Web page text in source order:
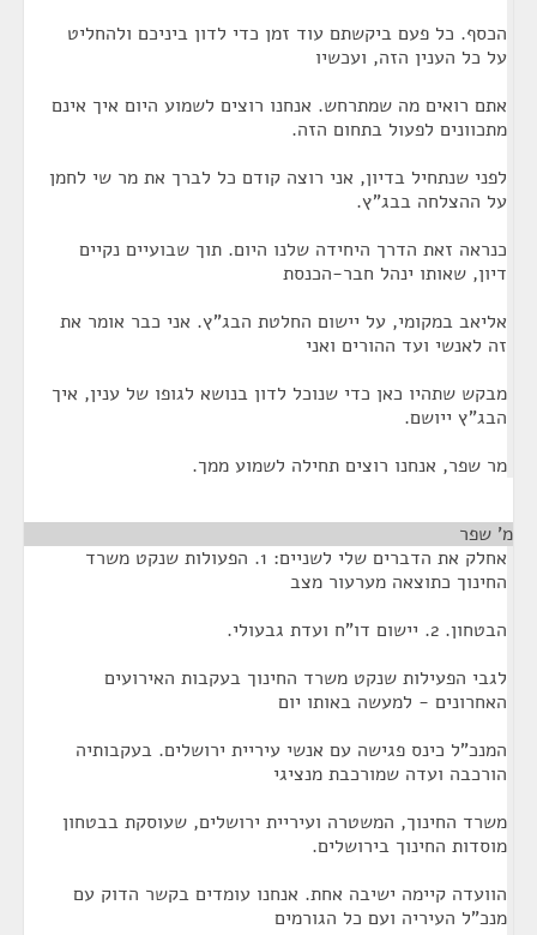
הכסף. כל פעם ביקשתם עוד זמן כדי לדון ביניכם ולהחליט
על כל הענין הזה, ועכשיו
אתם רואים מה שמתרחש. אנחנו רוצים לשמוע היום איך אינם
מתכוונים לפעול בתחום הזה.
לפני שנתחיל בדיון, אני רוצה קודם כל לברך את מר שי לחמן
על ההצלחה בבג"ץ.
כנראה זאת הדרך היחידה שלנו היום. תוך שבועיים נקיים
דיון, שאותו ינהל חבר-הכנסת
אליאב במקומי, על יישום החלטת הבג"ץ. אני כבר אומר את
זה לאנשי ועד ההורים ואני
מבקש שתהיו כאן כדי שנוכל לדון בנושא לגופו של ענין, איך
הבג"ץ ייושם.
מר שפר, אנחנו רוצים תחילה לשמוע ממך.
מ' שפר
אחלק את הדברים שלי לשניים: 1. הפעולות שנקט משרד
החינוך כתוצאה מערעור מצב
הבטחון. 2. יישום דו"ח ועדת גבעולי.
לגבי הפעילות שנקט משרד החינוך בעקבות האירועים
האחרונים - למעשה באותו יום
המנכ"ל כינס פגישה עם אנשי עיריית ירושלים. בעקבותיה
הורכבה ועדה שמורכבת מנציגי
משרד החינוך, המשטרה ועיריית ירושלים, שעוסקת בבטחון
מוסדות החינוך בירושלים.
הוועדה קיימה ישיבה אחת. אנחנו עומדים בקשר הדוק עם
מנכ"ל העיריה ועם כל הגורמים